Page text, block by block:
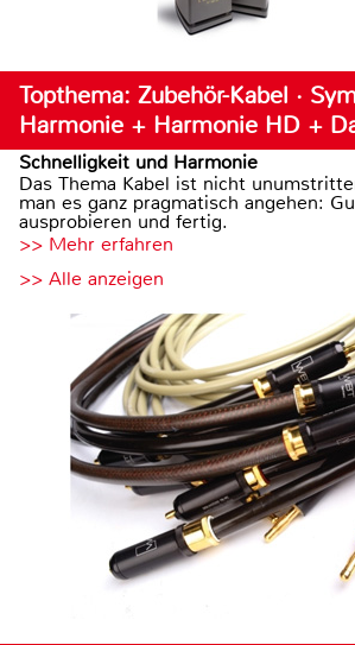
Topthema: Zubehör-Kabel ·
Harmonie + Harmonie HD +
Schnelligkeit und Harmonie
Das Thema Kabel ist nicht
man es ganz pragmatisch angehen:
ausprobieren und fertig.
>> Mehr erfahren
>> Alle anzeigen